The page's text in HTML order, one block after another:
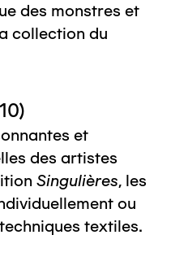
des monstres et
collection du
et
des artistes
Singulières, les
ou
textiles.